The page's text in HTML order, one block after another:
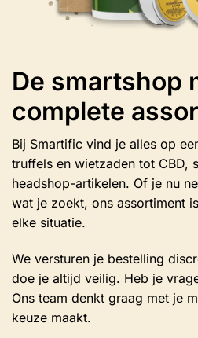
De smartshop
complete
Bij Smartific vind je alles op
truffels en wietzaden tot CBD,
headshop-artikelen. Of je nu
wat je zoekt, ons assortiment
elke situatie.
We versturen je bestelling
doe je altijd veilig. Heb je
Ons team denkt graag met je
keuze maakt.